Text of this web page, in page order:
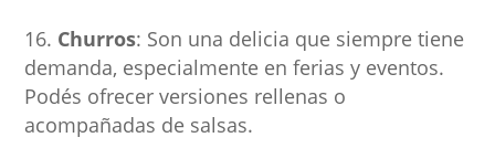
Churros: Son una delicia que siempre tiene
demanda, especialmente en ferias y eventos.
Podés ofrecer versiones rellenas o
acompañadas de salsas.